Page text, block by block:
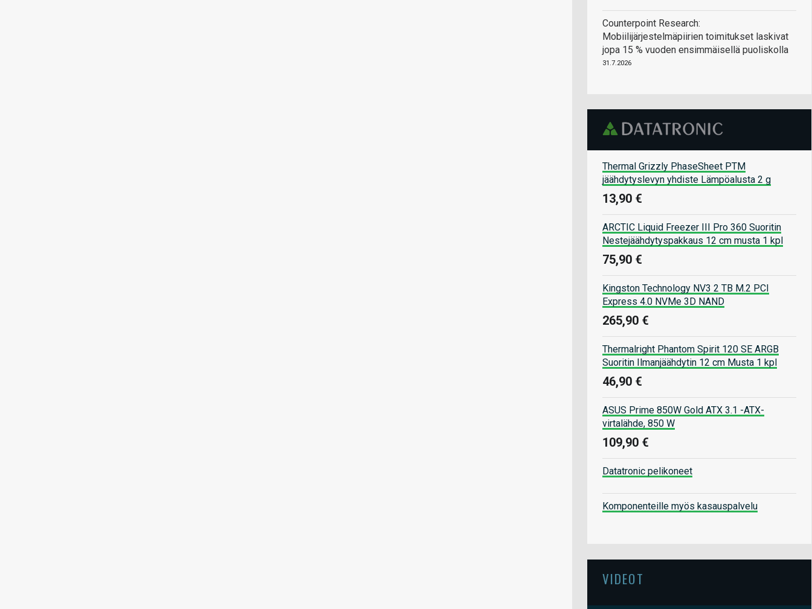
Counterpoint Research:
Mobiilijärjestelmäpiirien toimitukset laskivat
jopa 15 % vuoden ensimmäisellä puoliskolla
31.7.2026
Thermal Grizzly PhaseSheet PTM
jäähdytyslevyn yhdiste Lämpöalusta 2 g
13,90 €
ARCTIC Liquid Freezer III Pro 360 Suoritin
Nestejäähdytyspakkaus 12 cm musta 1 kpl
75,90 €
Kingston Technology NV3 2 TB M.2 PCI
Express 4.0 NVMe 3D NAND
265,90 €
Thermalright Phantom Spirit 120 SE ARGB
Suoritin Ilmanjäähdytin 12 cm Musta 1 kpl
46,90 €
ASUS Prime 850W Gold ATX 3.1 -ATX-
virtalähde, 850 W
109,90 €
Datatronic pelikoneet
Komponenteille myös kasauspalvelu
VIDEOT